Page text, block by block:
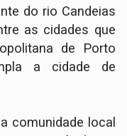
do rio Candeias
as cidades que
de Porto
a cidade de
comunidade local